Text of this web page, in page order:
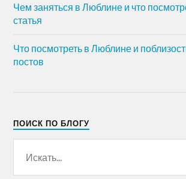
Чем заняться в Люблине и что
статья
Что посмотреть в Люблине и
постов
ПОИСК ПО БЛОГУ